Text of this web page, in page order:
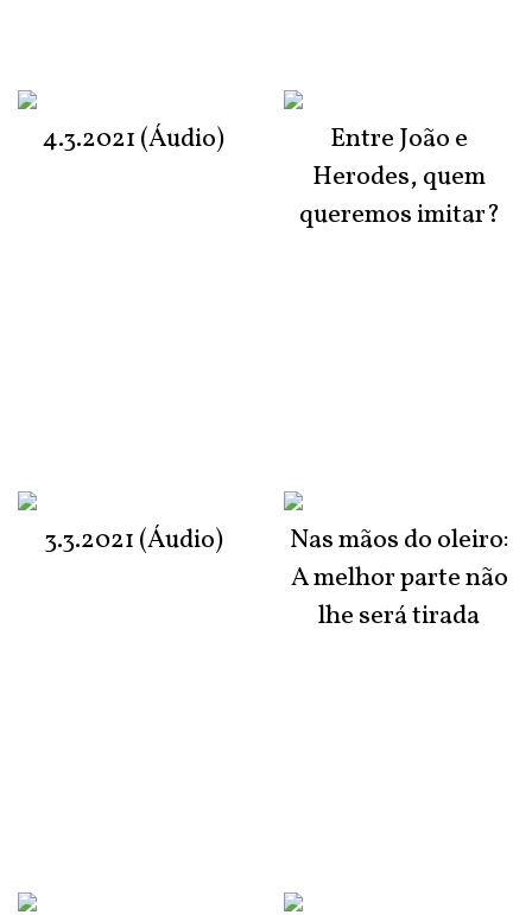
4.3.2021 (Áudio)
3.3.2021 (Áudio)
Entre João e
Herodes, quem
queremos imitar?
Nas mãos do oleiro:
A melhor parte não
lhe será tirada